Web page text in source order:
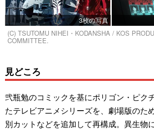
3枚の写真
(C) TSUTOMU NIHEI・KODANSHA / KOS
COMMITTEE.
見どころ
弐瓶勉のコミックを基にポリゴン・ピク
たテレビアニメシリーズを、劇場版のた
別カットなどを追加して再構成。異生物